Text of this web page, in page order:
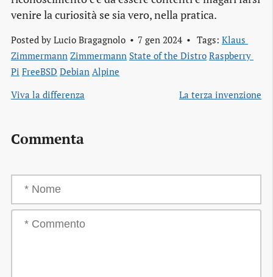
venire la curiosità se sia vero, nella pratica.
Posted by Lucio Bragagnolo 7 gen 2024 Tags: Klaus
Zimmermann Zimmermann State of the Distro Raspberry
Pi FreeBSD Debian Alpine
Viva la differenza
La terza invenzione
Commenta